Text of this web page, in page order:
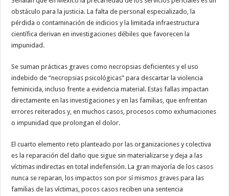
obstáculo para la justicia. La falta de personal especializado, la
pérdida o contaminación de indicios y la limitada infraestructura
científica derivan en investigaciones débiles que favorecen la
impunidad.
Se suman prácticas graves como necropsias deficientes y el uso
indebido de “necropsias psicológicas” para descartar la violencia
feminicida, incluso frente a evidencia material. Estas fallas impactan
directamente en las investigaciones y en las familias, que enfrentan
errores reiterados y, en muchos casos, procesos como exhumaciones
o impunidad que prolongan el dolor.
El cuarto elemento reto planteado por las organizaciones y colectiva
es la reparación del daño que sigue sin materializarse y deja a las
víctimas indirectas en total indefensión. La gran mayoría de los casos
nunca se reparan, los impactos son por sí mismos graves para las
familias de las víctimas, pocos casos reciben una sentencia